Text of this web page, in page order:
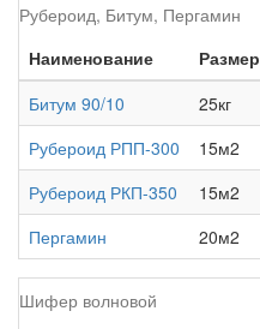
Рубероид, Битум, Пергамин
Наименование
Размер
Битум 90/10
25кг
Рубероид РПП-300
15м2
Рубероид РКП-350
15м2
Пергамин
20м2
Шифер волновой